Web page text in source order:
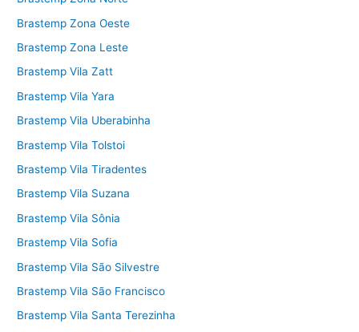
Brastemp Zona Oeste
Brastemp Zona Leste
Brastemp Vila Zatt
Brastemp Vila Yara
Brastemp Vila Uberabinha
Brastemp Vila Tolstoi
Brastemp Vila Tiradentes
Brastemp Vila Suzana
Brastemp Vila Sônia
Brastemp Vila Sofia
Brastemp Vila São Silvestre
Brastemp Vila São Francisco
Brastemp Vila Santa Terezinha